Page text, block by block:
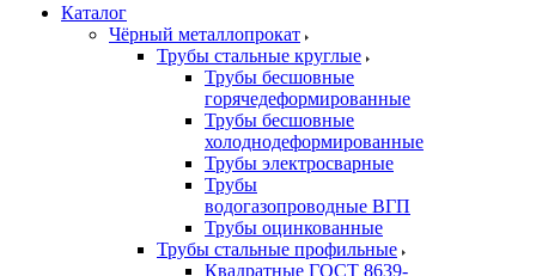
Каталог
Чёрный металлопрокат
Трубы стальные круглые
Трубы бесшовные
горячедеформированные
Трубы бесшовные
холоднодеформированные
Трубы электросварные
Трубы
водогазопроводные ВГП
Трубы оцинкованные
Трубы стальные профильные
Квадратные ГОСТ 8639-